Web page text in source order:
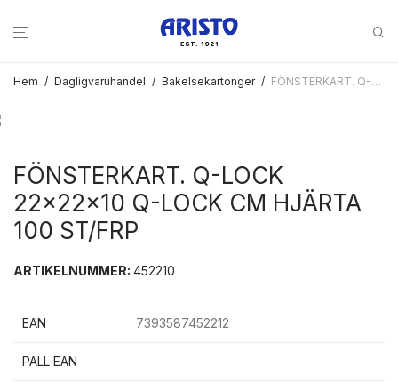
Hem / Dagligvaruhandel / Bakelsekartonger / FÖNSTERKART. Q-LOCK 22x22x10 Q-LOCK CM HJÄRTA 100 ST/FRP
FÖNSTERKART. Q-LOCK
22x22x10 Q-LOCK CM HJÄRTA
100 ST/FRP
ARTIKELNUMMER: 452210
EAN 7393587452212
PALL EAN